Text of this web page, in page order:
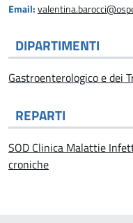
Email:
DIPARTIMENTI
Gastroenterologico e dei
REPARTI
SOD Clinica Malattie
croniche